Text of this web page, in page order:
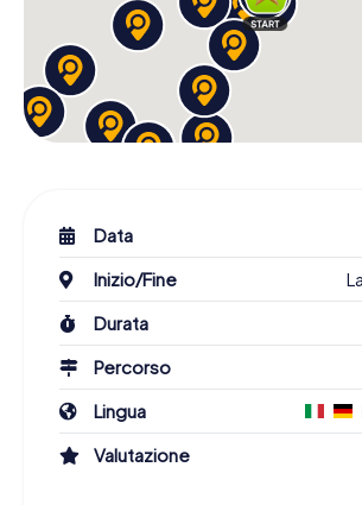
Data
Inizio/Fine
Durata
Percorso
Lingua
Valutazione